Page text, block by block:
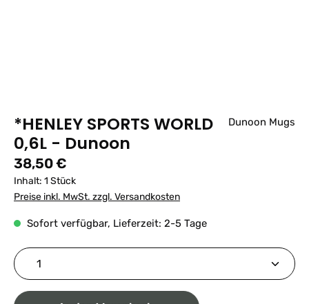
*HENLEY SPORTS WORLD
0,6L - Dunoon
Dunoon Mugs
Regulärer Preis:
38,50 €
Inhalt: 1 Stück
Preise inkl. MwSt. zzgl. Versandkosten
Sofort verfügbar, Lieferzeit: 2-5 Tage
Produkt Anzahl: Gib den gewünschten Wert ein